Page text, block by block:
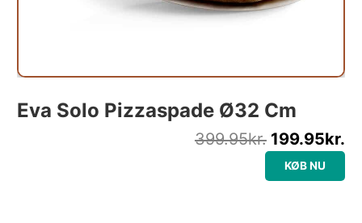
Eva Solo Pizzaspade Ø32 Cm
399.95kr. 199.95kr.
KØB NU